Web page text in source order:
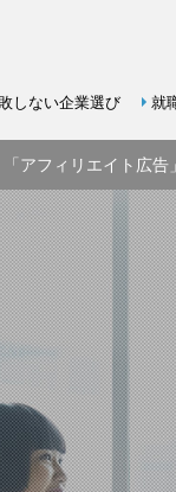
しない企業選び 就
「アフィリエイト広